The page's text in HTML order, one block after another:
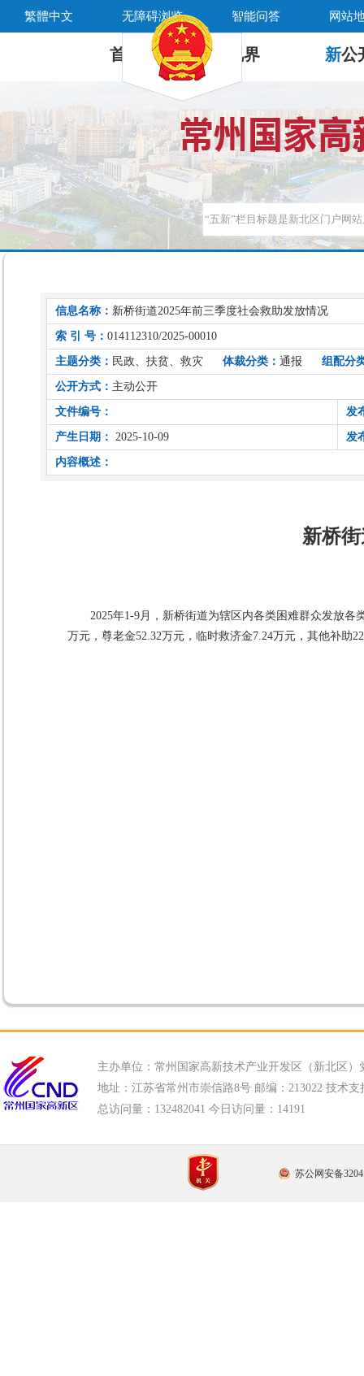
繁體中文 无障碍浏览 智能问答 网站
首 页 新 视界 新公
信息名称： 新桥街道2025年前三季度社会救助发放情况
索 引 号： 014112310/2025-00010
主题分类： 民政、扶贫、救灾 体裁分类： 通报 组配分
公开方式： 主动公开
文件编号： 发
产生日期： 2025-10-09 发
内容概述：
新桥
2025年1-9月，新桥街道为辖区内各类困难群众发放各
万元，尊老金52.32万元，临时救济金7.24万元，其他补助
主办单位：常州国家高新技术产业开发区（新北区）
地址：江苏省常州市崇信路8号 邮编：213022 技术支
总访问量： 132482041 今日访问量： 14191
苏公网安备